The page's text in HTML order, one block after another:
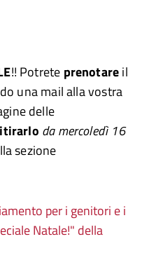
!! Potrete prenotareil
una mail alla vostra
delle
da mercoledì 16
sezione
per i genitori e i
Natale!" della